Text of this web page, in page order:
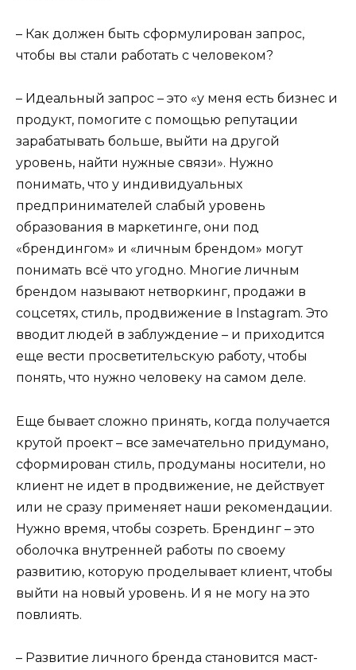
– Как должен быть сформулирован запрос,
чтобы вы стали работать с человеком?
– Идеальный запрос – это «у меня есть бизнес и
продукт, помогите с помощью репутации
зарабатывать больше, выйти на другой
уровень, найти нужные связи». Нужно
понимать, что у индивидуальных
предпринимателей слабый уровень
образования в маркетинге, они под
«брендингом» и «личным брендом» могут
понимать всё что угодно. Многие личным
брендом называют нетворкинг, продажи в
соцсетях, стиль, продвижение в Instagram. Это
вводит людей в заблуждение – и приходится
еще вести просветительскую работу, чтобы
понять, что нужно человеку на самом деле.
Еще бывает сложно принять, когда получается
крутой проект – все замечательно придумано,
сформирован стиль, продуманы носители, но
клиент не идет в продвижение, не действует
или не сразу применяет наши рекомендации.
Нужно время, чтобы созреть. Брендинг – это
оболочка внутренней работы по своему
развитию, которую проделывает клиент, чтобы
выйти на новый уровень. И я не могу на это
повлиять.
– Развитие личного бренда становится маст-